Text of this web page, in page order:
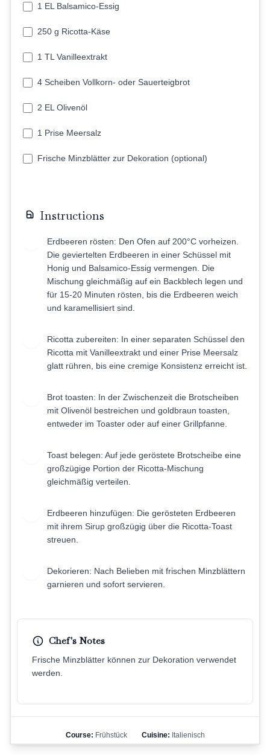
1 EL Balsamico-Essig
250 g Ricotta-Käse
1 TL Vanilleextrakt
4 Scheiben Vollkorn- oder Sauerteigbrot
2 EL Olivenöl
1 Prise Meersalz
Frische Minzblätter zur Dekoration (optional)
Instructions
Erdbeeren rösten: Den Ofen auf 200°C vorheizen.
Die geviertelten Erdbeeren in einer Schüssel mit
Honig und Balsamico-Essig vermengen. Die
Mischung gleichmäßig auf ein Backblech legen und
für 15-20 Minuten rösten, bis die Erdbeeren weich
und karamellisiert sind.
Ricotta zubereiten: In einer separaten Schüssel den
Ricotta mit Vanilleextrakt und einer Prise Meersalz
glatt rühren, bis eine cremige Konsistenz erreicht ist.
Brot toasten: In der Zwischenzeit die Brotscheiben
mit Olivenöl bestreichen und goldbraun toasten,
entweder im Toaster oder auf einer Grillpfanne.
Toast belegen: Auf jede geröstete Brotscheibe eine
großzügige Portion der Ricotta-Mischung
gleichmäßig verteilen.
Erdbeeren hinzufügen: Die gerösteten Erdbeeren
mit ihrem Sirup großzügig über die Ricotta-Toast
streuen.
Dekorieren: Nach Belieben mit frischen Minzblättern
garnieren und sofort servieren.
Chef's Notes
Frische Minzblätter können zur Dekoration verwendet
werden.
Course: Frühstück Cuisine: Italienisch